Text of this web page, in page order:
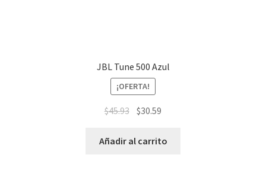
JBL Tune 500 Azul
¡OFERTA!
$45.93 $30.59
Añadir al carrito